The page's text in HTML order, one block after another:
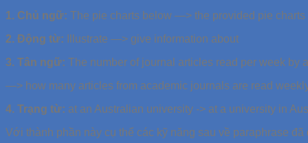
1. Chủ ngữ: The pie charts below —> the provided pie charts
2. Động từ:
Illustrate —> give information about
3. Tân ngữ: The number of journal articles read per week by
—> how many articles from academic journals are read
4. Trạng từ: at an Australian university -> at a university in
Với thành phần này cụ thể các kỹ năng sau về paraphrase